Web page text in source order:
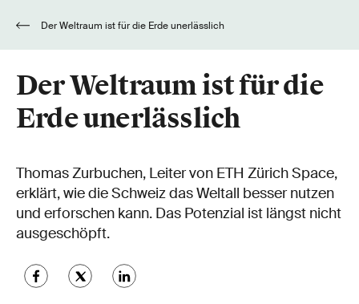
Der Weltraum ist für die Erde unerlässlich
Der Weltraum ist für die
Erde unerlässlich
Thomas Zurbuchen, Leiter von ETH Zürich Space,
erklärt, wie die Schweiz das Weltall besser nutzen
und erforschen kann. Das Potenzial ist längst nicht
ausgeschöpft.